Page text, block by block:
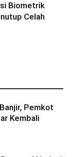
Biometrik
Celah
Pemkot
Kembali